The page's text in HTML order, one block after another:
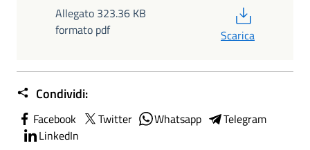
Allegato 323.36 KB
formato pdf
Scarica
Condividi:
Facebook Twitter Whatsapp
Telegram
LinkedIn